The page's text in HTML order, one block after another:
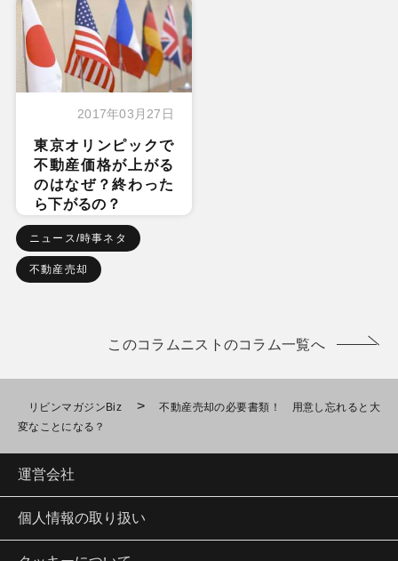
2017年03月27日
東京オリンピックで
不動産価格が上がる
のはなぜ？終わった
ら下がるの？
ニュース/時事ネタ
不動産売却
このコラムニストのコラム一覧へ
リビンマガジンBiz >
不動産売却の必要書類！ 用意し忘れると大
変なことになる？
運営会社
個人情報の取り扱い